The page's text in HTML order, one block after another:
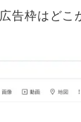
枠はどこ